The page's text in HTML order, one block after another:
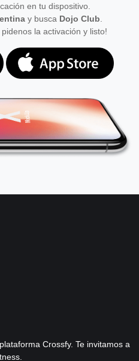
en tu dispositivo.
y busca Dojo Club
la activación y listo!
Crossfy. Te invitamos a